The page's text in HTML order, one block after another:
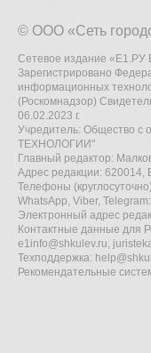
© ООО «Сеть
Сетевое издание «Е1.РУ
Зарегистрировано
информационных
(Роскомнадзор)
06.02.2023 г.
Учредитель: Общество с
ТЕХНОЛОГИИ"
Главный редактор:
Адрес редакции: 620014,
Телефоны
WhatsApp, Viber,
Электронный адрес
Контактные данные для
e1info@shkulev.ru,
Техподдержка:
Рекомендательные